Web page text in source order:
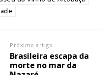
Próximo artigo
Brasileira escapa da
morte no mar da